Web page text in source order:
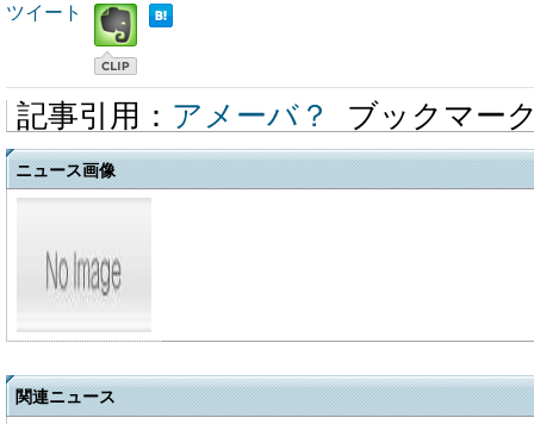
ツイート
記事引用： アメーバ？ ブックマー
ニュース画像
関連ニュース